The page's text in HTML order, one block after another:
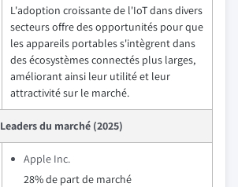
L'adoption croissante de l'IoT dans divers
secteurs offre des opportunités pour que
les appareils portables s'intègrent dans
des écosystèmes connectés plus larges,
améliorant ainsi leur utilité et leur
attractivité sur le marché.
Leaders du marché (2025)
Apple Inc.
28% de part de marché